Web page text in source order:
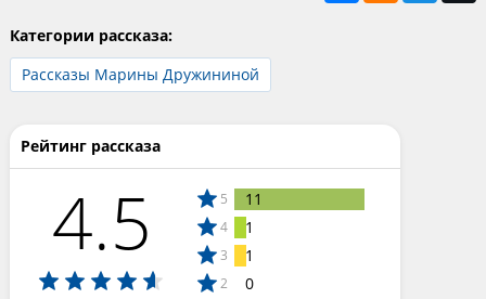
Категории рассказа:
Рассказы Марины Дружининой
Рейтинг рассказа
4.5 5 11
4 1
3 1
2 0